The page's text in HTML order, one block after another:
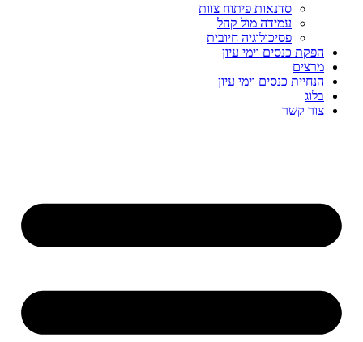
סדנאות פיתוח צוות
עמידה מול קהל
פסיכולוגיה חיובית
הפקת כנסים וימי עיון
מרצים
הנחיית כנסים וימי עיון
בלוג
צור קשר